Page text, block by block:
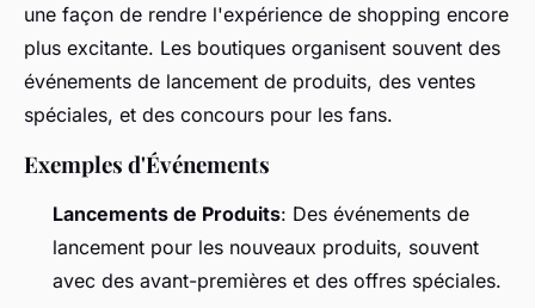
une façon de rendre l'expérience de shopping encore
plus excitante. Les boutiques organisent souvent des
événements de lancement de produits, des ventes
spéciales, et des concours pour les fans.
Exemples d'Événements
Lancements de Produits: Des événements de
lancement pour les nouveaux produits, souvent
avec des avant-premières et des offres spéciales.